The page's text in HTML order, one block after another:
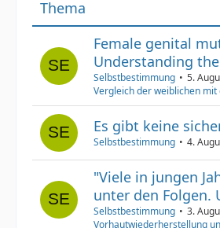
Thema
Female genital
Understanding
Selbstbestimmung
5.
Vergleich der weiblichen
Es gibt keine
Selbstbestimmung 4.
"Viele in jungen
unter den Folgen.
Selbstbestimmung
3.
Vorhautwiederherstellung